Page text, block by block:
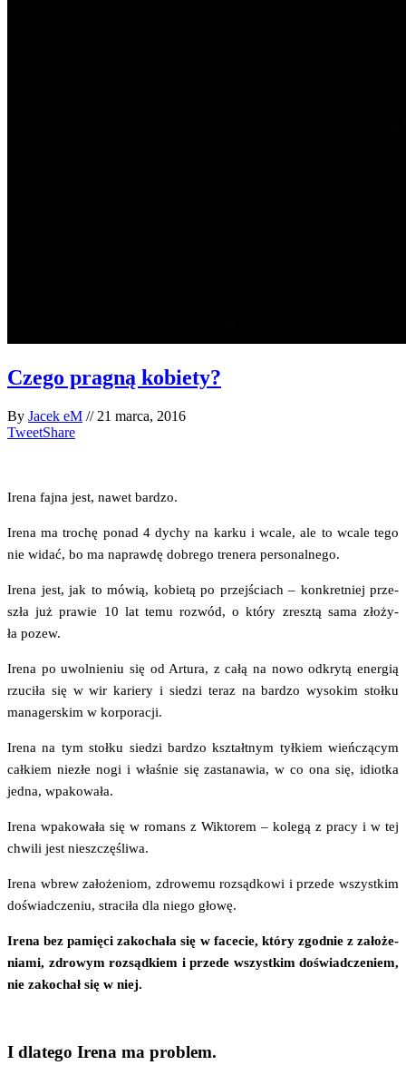
Czego pragną kobiety?
By Jacek eM // 21 marca, 2016
TweetShare
Ire­na faj­na jest, nawet bardzo.
Ire­na ma tro­chę ponad 4 dychy na kar­ku i wca­le, ale to wca­le tego
nie widać, bo ma napraw­dę dobre­go tre­ne­ra personalnego.
Ire­na jest, jak to mówią, kobie­tą po przej­ściach – kon­kret­niej prze­
szła już pra­wie 10 lat temu roz­wód, o któ­ry zresz­tą sama zło­ży­
ła pozew.
Ire­na po uwol­nie­niu się od Artu­ra, z całą na nowo odkry­tą ener­gią
rzu­ci­ła się w wir karie­ry i sie­dzi teraz na bar­dzo wyso­kim stoł­ku
mana­ger­skim w korporacji.
Ire­na na tym stoł­ku sie­dzi bar­dzo kształt­nym tył­kiem wień­czą­cym
cał­kiem nie­złe nogi i wła­śnie się zasta­na­wia, w co ona się, idiot­ka
jed­na, wpakowała.
Ire­na wpa­ko­wa­ła się w romans z Wik­to­rem – kole­gą z pra­cy i w tej
chwi­li jest nieszczęśliwa.
Ire­na wbrew zało­że­niom, zdro­we­mu roz­sąd­ko­wi i przede wszyst­kim
doświad­cze­niu, stra­ci­ła dla nie­go głowę.
Ire­na bez pamię­ci zako­cha­ła się w face­cie, któ­ry zgod­nie z zało­że­
nia­mi, zdro­wym roz­sąd­kiem i przede wszyst­kim doświad­cze­niem,
nie zako­chał się w niej.
I dlatego Irena ma problem.